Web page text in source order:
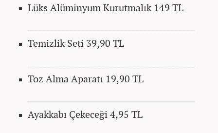
Lüks Alüminyum Kurutmalık 149 TL
Temizlik Seti 39,90 TL
Toz Alma Aparatı 19,90 TL
Ayakkabı Çekeceği 4,95 TL